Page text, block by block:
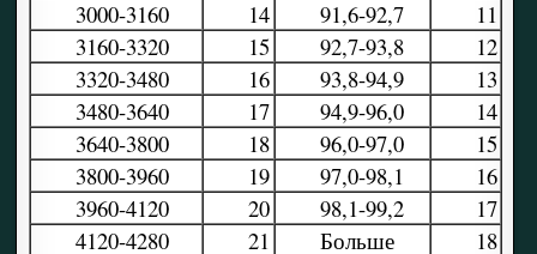
3000-3160
14 91,6-92,7
11
3160-3320
15 92,7-93,8
12
3320-3480
16 93,8-94,9
13
3480-3640
17 94,9-96,0
14
3640-3800
18 96,0-97,0
15
3800-3960
19 97,0-98,1
16
3960-4120
20 98,1-99,2
17
4120-4280
21
Больше
18